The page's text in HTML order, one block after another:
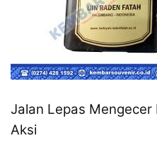
Jalan Lepas
Aksi